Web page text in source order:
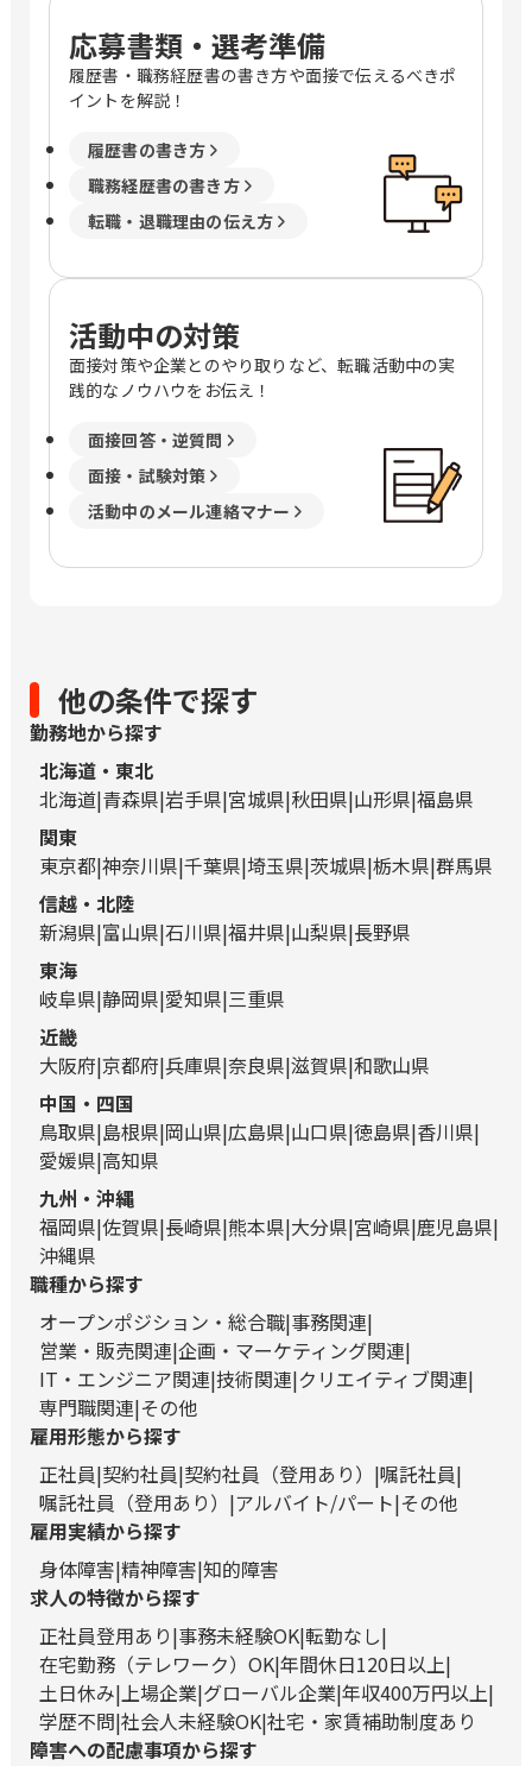
応募書類・選考準備
履歴書・職務経歴書の書き方や面接で伝えるべきポ
イントを解説！
履歴書の書き方
職務経歴書の書き方
転職・退職理由の伝え方
活動中の対策
面接対策や企業とのやり取りなど、転職活動中の実
践的なノウハウをお伝え！
面接回答・逆質問
面接・試験対策
活動中のメール連絡マナー
他の条件で探す
勤務地から探す
北海道・東北
北海道 青森県 岩手県 宮城県 秋田県 山形県 福島県
関東
東京都 神奈川県 千葉県 埼玉県 茨城県 栃木県 群馬県
信越・北陸
新潟県 富山県 石川県 福井県 山梨県 長野県
東海
岐阜県 静岡県 愛知県 三重県
近畿
大阪府 京都府 兵庫県 奈良県 滋賀県 和歌山県
中国・四国
鳥取県 島根県 岡山県 広島県 山口県 徳島県 香川県
愛媛県 高知県
九州・沖縄
福岡県 佐賀県 長崎県 熊本県 大分県 宮崎県 鹿児島県
沖縄県
職種から探す
オープンポジション・総合職 事務関連
営業・販売関連 企画・マーケティング関連
IT・エンジニア関連 技術関連 クリエイティブ関連
専門職関連 その他
雇用形態から探す
正社員 契約社員 契約社員（登用あり）
嘱託社員
嘱託社員（登用あり）
アルバイト/パート その他
雇用実績から探す
身体障害 精神障害 知的障害
求人の特徴から探す
正社員登用あり 事務未経験OK 転勤なし
在宅勤務（テレワーク）OK 年間休日120日以上
土日休み 上場企業 グローバル企業 年収400万円以上
学歴不問 社会人未経験OK 社宅・家賃補助制度あり
障害への配慮事項から探す